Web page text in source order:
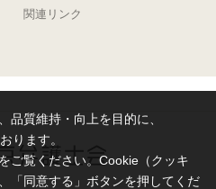
品質維持・向上を目的に、
ります。
をご覧ください。Cookie（クッキ
「同意する」ボタンを押してくだ
関連リンク